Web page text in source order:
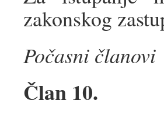
zakonskog
Počasni članovi
Član 10.